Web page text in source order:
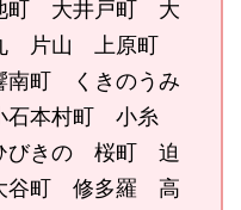
大井戸町 大
片山 上原町
町 くきのうみ
本村町 小糸
きの 桜町 迫
谷町 修多羅 高